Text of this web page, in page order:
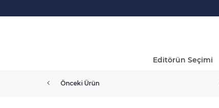
Editörün Seçimi
Önceki Ürün